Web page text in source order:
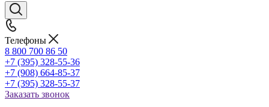
Телефоны
8 800 700 86 50
+7 (395) 328-55-36
+7 (908) 664-85-37
+7 (395) 328-55-37
Заказать звонок